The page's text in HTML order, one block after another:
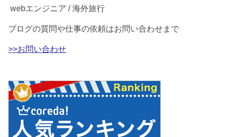
webエンジニア / 海外旅行
ブログの質問や仕事の依頼はお問い合わせまで
>>お問い合わせ